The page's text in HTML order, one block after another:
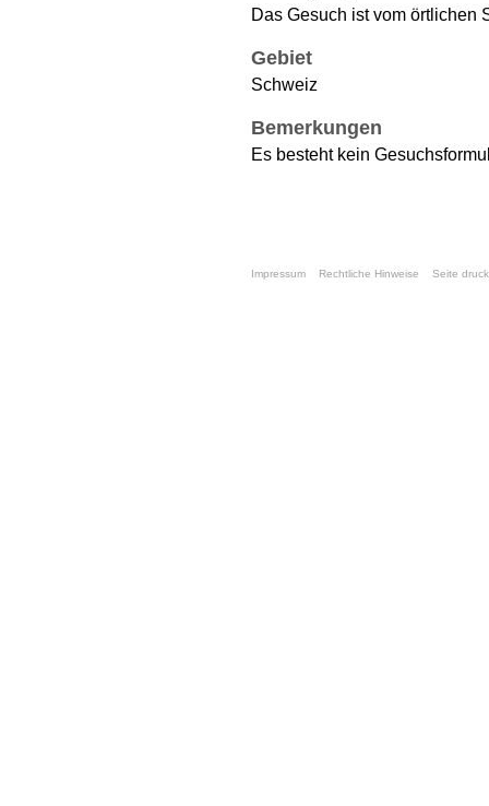
Das Gesuch ist vom örtlichen
Gebiet
Schweiz
Bemerkungen
Es besteht kein
Impressum Rechtliche Hinweise Seite